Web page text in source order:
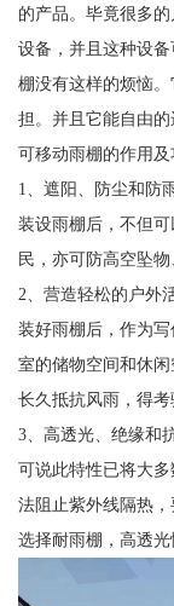
的产品。毕竟很多
设备，并且这种设
棚没有这样的烦恼
担。并且它能自由的
可移动雨棚的作用及
1、遮阳、防尘和防雨
装设雨棚后，不但
民，亦可防高空坠
2、营造轻松的户外
装好雨棚后，作为
室的储物空间和休
长久抵抗风雨，得考
3、高透光、绝缘和
可说此特性已将大
法阻止紫外线隔热
选择耐雨棚，高透光